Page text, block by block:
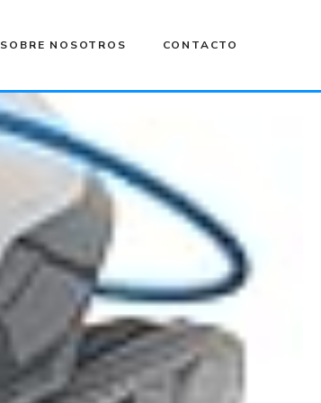
SOBRE NOSOTROS CONTACTO